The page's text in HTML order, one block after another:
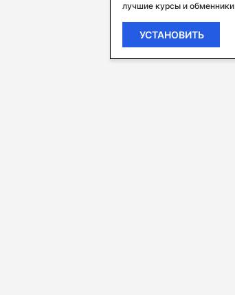
лучшие курсы и обменники
УСТАНОВИТЬ